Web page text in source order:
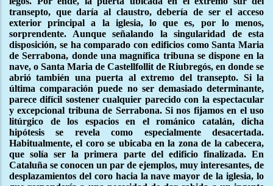
transepto, que daría al claustro, debería de ser el acceso
exterior principal a la iglesia, lo que es, por lo menos,
sorprendente. Aunque señalando la singularidad de esta
disposición, se ha comparado con edificios como Santa Maria
de Serrabona, donde una magnífica tribuna se dispone en la
nave, o Santa Maria de Castellfollit de Riubregós, en donde se
abrió también una puerta al extremo del transepto. Si la
última comparación puede no ser demasiado determinante,
parece difícil sostener cualquier parecido con la espectacular
y excepcional tribuna de Serrabona. Si nos fijamos en el uso
litúrgico de los espacios en el románico catalán, dicha
hipótesis se revela como especialmente desacertada.
Habitualmente, el coro se ubicaba en la zona de la cabecera,
que solía ser la primera parte del edificio finalizada. En
Cataluña se conocen un par de ejemplos, muy interesantes, de
desplazamientos del coro hacia la nave mayor de la iglesia, lo